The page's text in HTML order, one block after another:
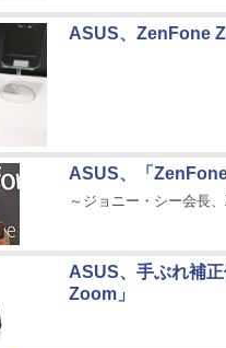
ASUS、ZenFone
ASUS、「
～ジョニー・シー会長
ASUS、手ぶれ補
Zoom」